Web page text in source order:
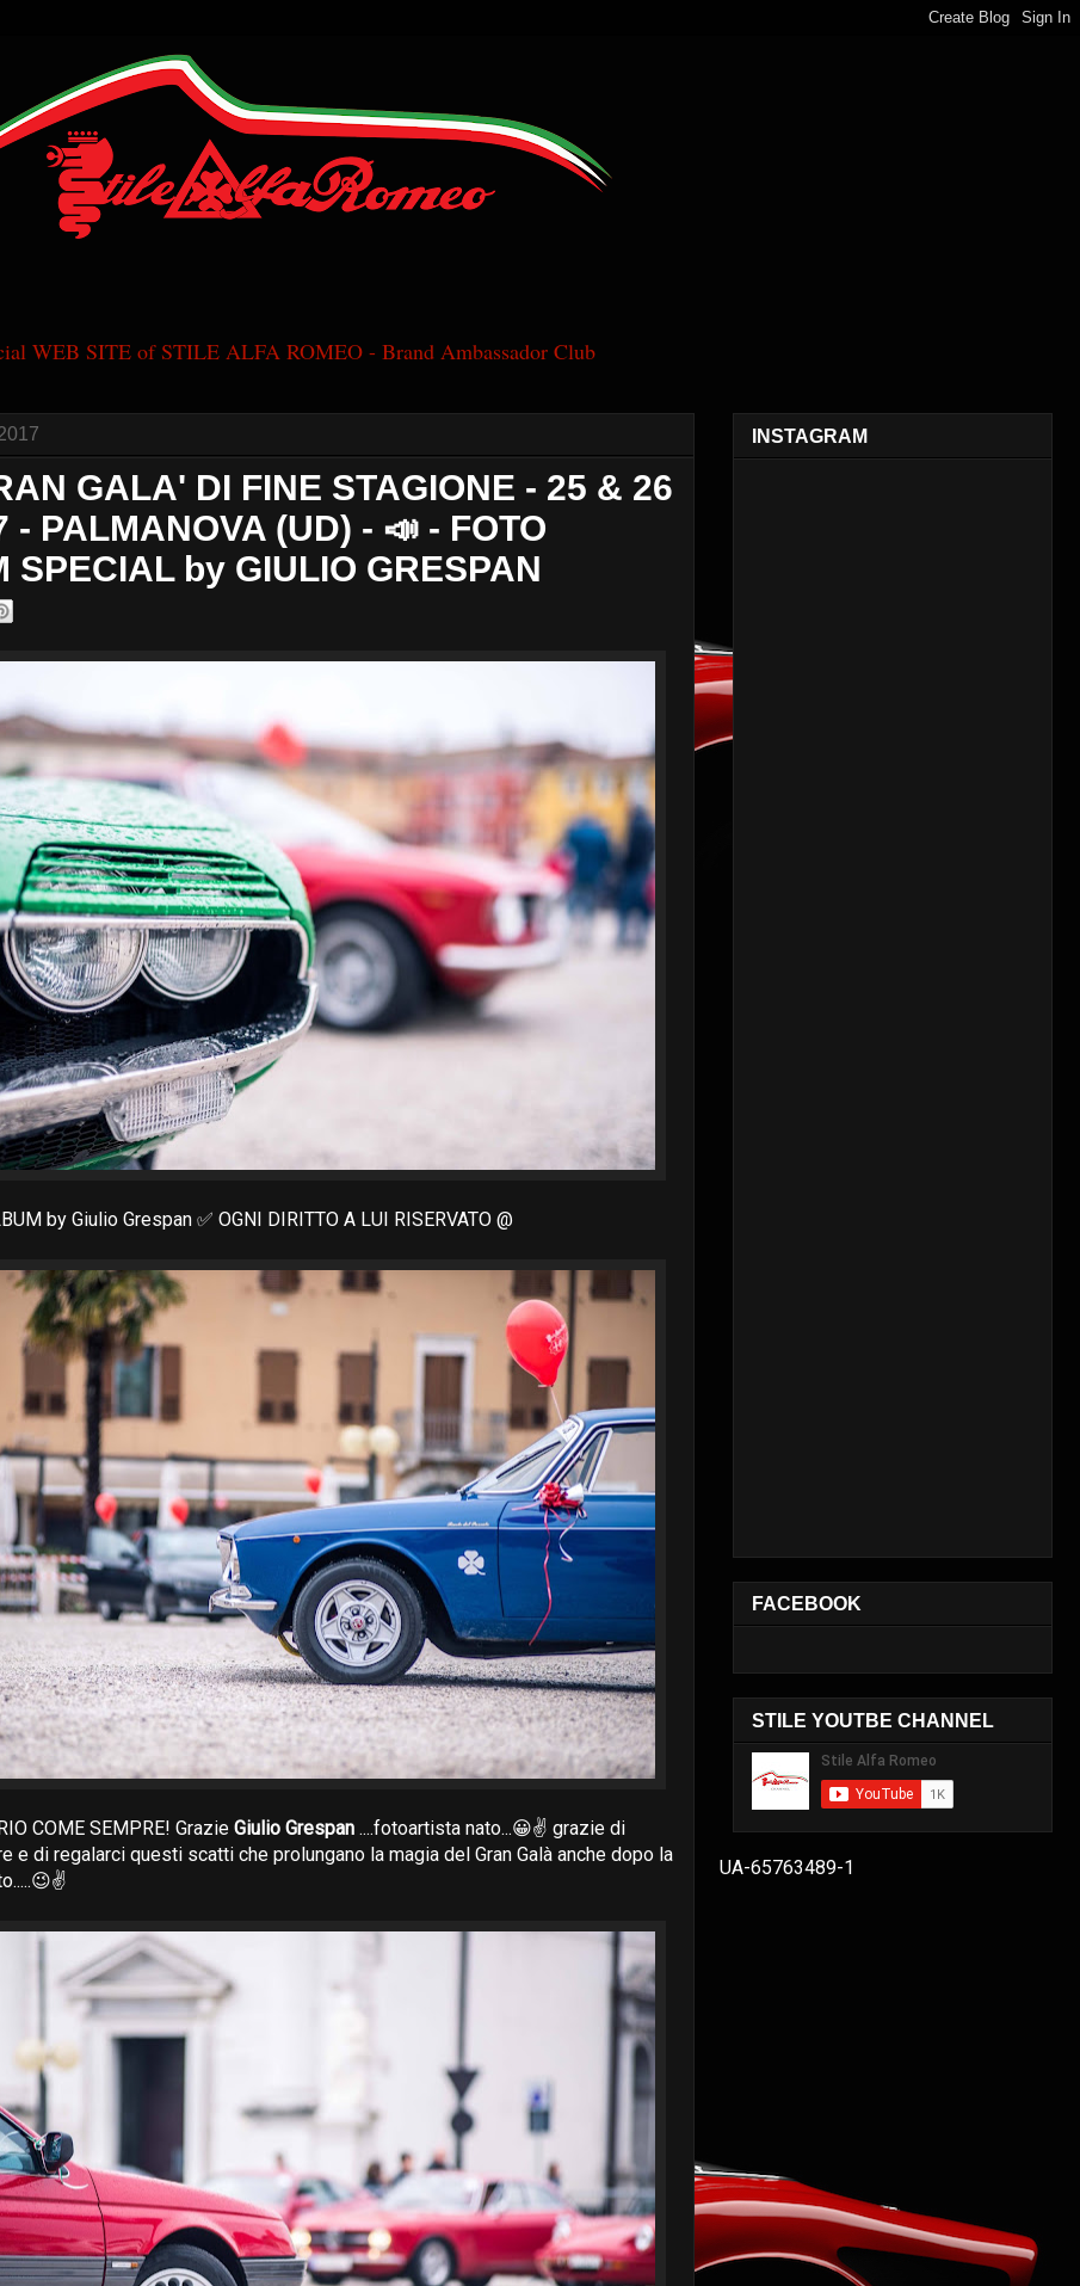
WEB SITE of STILE ALFA ROMEO - Brand Ambassador Club
GALA' DI FINE STAGIONE - 25 & 26
- PALMANOVA (UD) - 📣 - FOTO
SPECIAL by GIULIO GRESPAN
by Giulio Grespan ✅ OGNI DIRITTO A LUI RISERVATO @
COME SEMPRE! Grazie Giulio Grespan ....fotoartista nato...😀✌ grazie di
e di regalarci questi scatti che prolungano la magia del Gran Galà anche dopo la
INSTAGRAM
FACEBOOK
STILE YOUTBE CHANNEL
UA-65763489-1